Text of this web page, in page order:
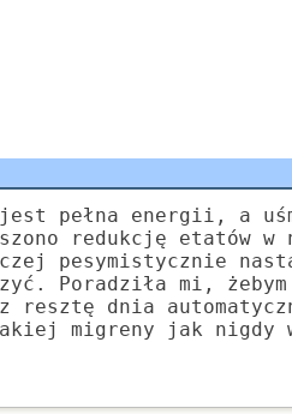
jest pełna energii, a
redukcję etatów w
pesymistycznie
Poradziła mi,
dnia
migreny jak nigdy